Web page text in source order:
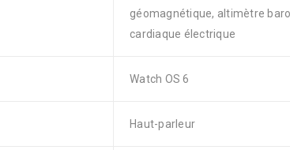
géomagnétique, altimètre
cardiaque électrique
Watch OS 6
Haut-parleur